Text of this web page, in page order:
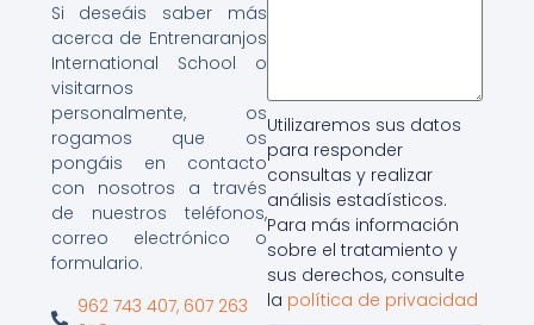
Si deseáis saber más
acerca de Entrenaranjos
International School o
visitarnos
personalmente, os
rogamos que os
pongáis en contacto
con nosotros a través
de nuestros teléfonos,
correo electrónico o
formulario.
962 743 407, 607 263
Utilizaremos sus datos
para responder
consultas y realizar
análisis estadísticos.
Para más información
sobre el tratamiento y
sus derechos, consulte
la política de privacidad